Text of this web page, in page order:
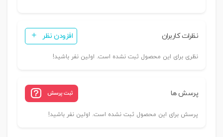
نظرات کاربران افزودن نظر
نظری برای این محصول ثبت نشده است. اولین نفر باشید!
پرسش ها ثبت پرسش
پرسش برای این محصول ثبت نشده است. اولین نفر باشید!